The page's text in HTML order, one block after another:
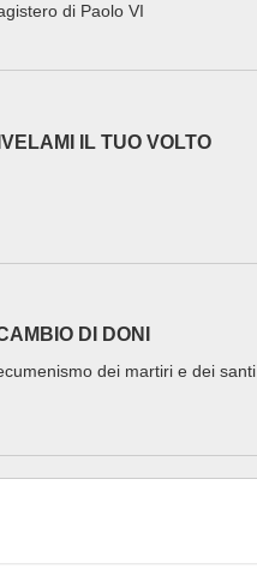
di Paolo VI
IL TUO VOLTO
DI DONI
dei martiri e dei santi